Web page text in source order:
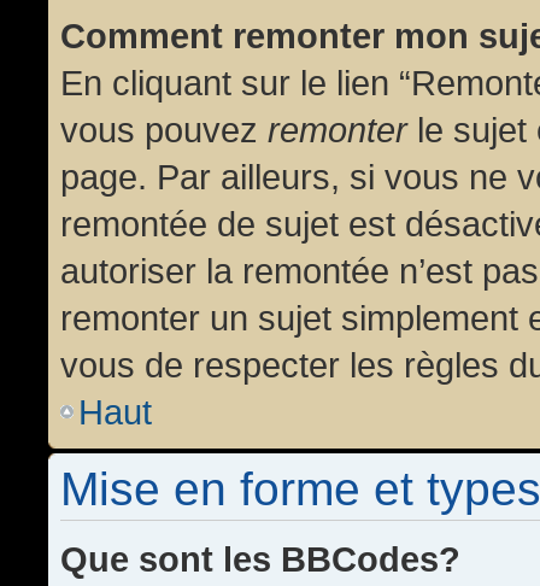
Comment remonter mon
En cliquant sur le lien
vous pouvez remonterle sujet
page. Par ailleurs, si vous ne
remontée de sujet est
autoriser la remontée n’est
remonter un sujet simplement
vous de respecter les règles
Haut
Mise en forme et
Que sont les BBCodes?